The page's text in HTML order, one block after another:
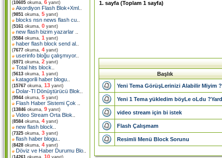
(10605 okuma, 6 yanıt)
Akordiyon Flash Blok+Xml
(9851 okuma, 5 yanıt)
blocks nsn news flash cu
(5161 okuma, 0 yanıt)
new flash bizim yazarlar
(5584 okuma, 1 yanıt)
haber flash block send al
(7677 okuma, 4 yanıt)
userinfo bloğu çalışmıyor..
(6971 okuma, 2 yanıt)
Total hits block
(5613 okuma, 1 yanıt)
katagorili haber blogu
(15767 okuma, 13 yanıt)
Dolar-Tl Dönüştürücü Blok
(9944 okuma, 5 yanıt)
Flash Haber Sistemi Çok
(13846 okuma, 9 yanıt)
Video Stream Orta Blok
(8584 okuma, 4 yanıt)
new flash block
(7325 okuma, 3 yanıt)
flash haber blogu
(8428 okuma, 4 yanıt)
Döviz ve Haber Durumu Blo
(14261 okuma, 10 yanıt)
1. sayfa (Toplam 1 sayfa)
Başlık
Yeni Tema GörüşLerinizi Alabilir Miyim ?
Yeni 1 Tema yükledim böyLe oLdu
video stream için bi istek
Flash Çalışmam
Resimli Menü Block Sorunu